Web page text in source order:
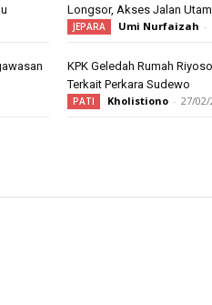
Longsor, Akses Jalan
JEPARA Umi Nurfaizah -
KPK Geledah Rumah
Terkait Perkara Sudewo
PATI Kholistiono - 27/02/